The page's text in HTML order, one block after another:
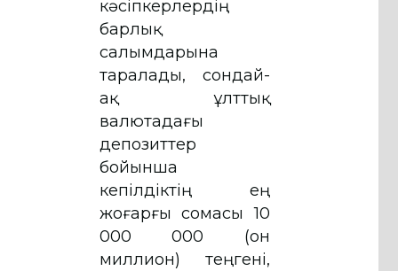
кәсіпкерлердің
барлық
салымдарына
таралады, сондай-
ақ ұлттық
валютадағы
депозиттер
бойынша
кепілдіктің ең
жоғарғы сомасы 10
000 000 (он
миллион) теңгені,